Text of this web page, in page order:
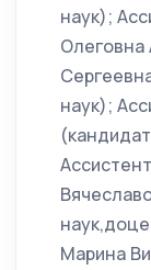
наук);
Олеговна
наук);
Марина